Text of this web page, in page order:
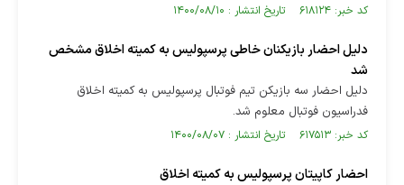
کد خبر: ۶۱۸۱۲۴ تاریخ انتشار : ۱۴۰۰/۰۸/۱۰
دلیل احضار بازیکنان خاطی پرسپولیس به کمیته اخلاق مشخص
شد
دلیل احضار سه بازیکن تیم فوتبال پرسپولیس به کمیته اخلاق
فدراسیون فوتبال معلوم شد.
کد خبر: ۶۱۷۵۱۳ تاریخ انتشار : ۱۴۰۰/۰۸/۰۷
احضار کاپیتان پرسپولیس به کمیته اخلاق